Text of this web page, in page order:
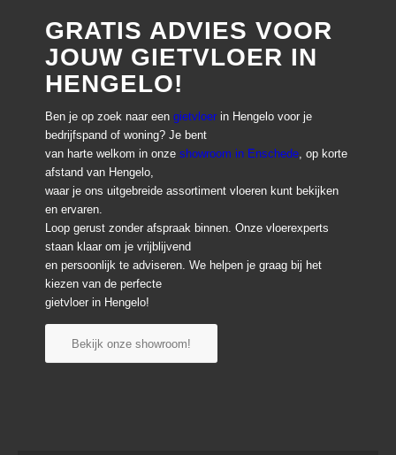
GRATIS ADVIES VOOR
JOUW GIETVLOER IN
HENGELO!
Ben je op zoek naar een gietvloerin Hengelo voor je
bedrijfspand of woning? Je bent
van harte welkom in onze showroom in Enschede, op korte
afstand van Hengelo,
waar je ons uitgebreide assortiment vloeren kunt bekijken
en ervaren.
Loop gerust zonder afspraak binnen. Onze vloerexperts
staan klaar om je vrijblijvend
en persoonlijk te adviseren. We helpen je graag bij het
kiezen van de perfecte
gietvloer in Hengelo!
Bekijk onze showroom!